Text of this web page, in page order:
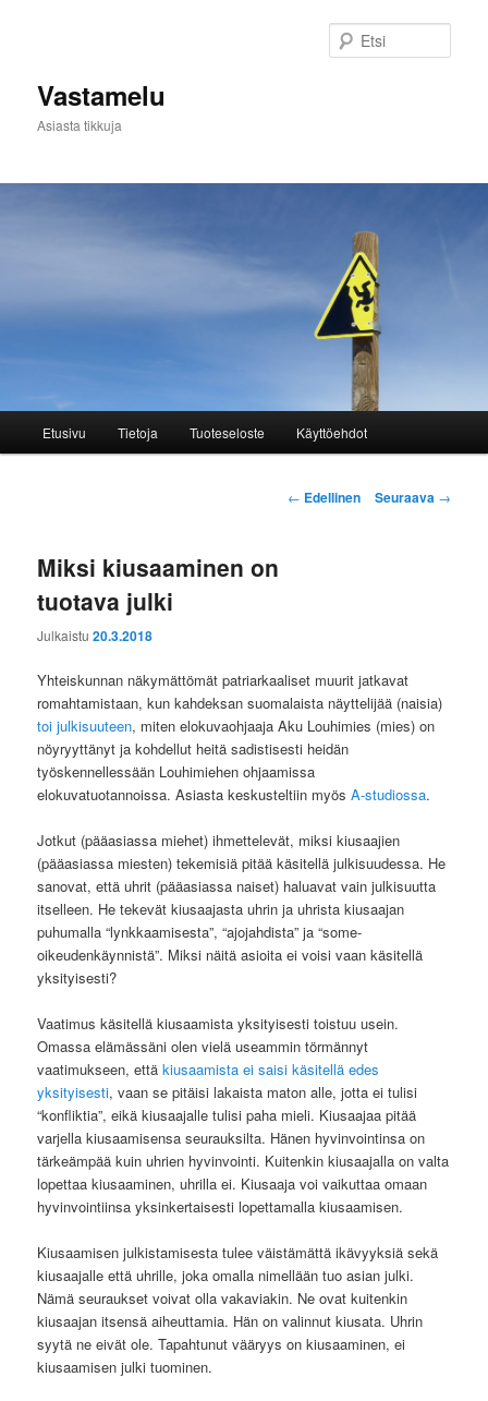
Vastamelu
Asiasta tikkuja
Etusivu Tietoja Tuoteseloste Käyttöehdot
Artikkelien
← Edellinen Seuraava →
Miksi kiusaaminen on
tuotava julki
Julkaistu20.3.2018
Yhteiskunnan näkymättömät patriarkaaliset muurit jatkavat
romahtamistaan, kun kahdeksan suomalaista näyttelijää (naisia)
toi julkisuuteen, miten elokuvaohjaaja Aku Louhimies (mies) on
nöyryyttänyt ja kohdellut heitä sadistisesti heidän
työskennellessään Louhimiehen ohjaamissa
elokuvatuotannoissa. Asiasta keskusteltiin myösA-studiossa.
Jotkut (pääasiassa miehet) ihmettelevät, miksi kiusaajien
(pääasiassa miesten) tekemisiä pitää käsitellä julkisuudessa. He
sanovat, että uhrit (pääasiassa naiset) haluavat vain julkisuutta
itselleen. He tekevät kiusaajasta uhrin ja uhrista kiusaajan
puhumalla “lynkkaamisesta”, “ajojahdista” ja “some-
oikeudenkäynnistä”. Miksi näitä asioita ei voisi vaan käsitellä
yksityisesti?
Vaatimus käsitellä kiusaamista yksityisesti toistuu usein.
Omassa elämässäni olen vielä useammin törmännyt
vaatimukseen, ettäkiusaamista ei saisi käsitellä edes
yksityisesti, vaan se pitäisi lakaista maton alle, jotta ei tulisi
“konfliktia”, eikä kiusaajalle tulisi paha mieli. Kiusaajaa pitää
varjella kiusaamisensa seurauksilta. Hänen hyvinvointinsa on
tärkeämpää kuin uhrien hyvinvointi. Kuitenkin kiusaajalla on valta
lopettaa kiusaaminen, uhrilla ei. Kiusaaja voi vaikuttaa omaan
hyvinvointiinsa yksinkertaisesti lopettamalla kiusaamisen.
Kiusaamisen julkistamisesta tulee väistämättä ikävyyksiä sekä
kiusaajalle että uhrille, joka omalla nimellään tuo asian julki.
Nämä seuraukset voivat olla vakaviakin. Ne ovat kuitenkin
kiusaajan itsensä aiheuttamia. Hän on valinnut kiusata. Uhrin
syytä ne eivät ole. Tapahtunut vääryys on kiusaaminen, ei
kiusaamisen julki tuominen.